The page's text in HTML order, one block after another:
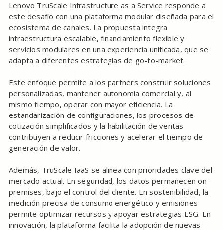
Lenovo TruScale Infrastructure as a Service responde a
este desafío con una plataforma modular diseñada para el
ecosistema de canales. La propuesta integra
infraestructura escalable, financiamiento flexible y
servicios modulares en una experiencia unificada, que se
adapta a diferentes estrategias de go-to-market.
Este enfoque permite a los partners construir soluciones
personalizadas, mantener autonomía comercial y, al
mismo tiempo, operar con mayor eficiencia. La
estandarización de configuraciones, los procesos de
cotización simplificados y la habilitación de ventas
contribuyen a reducir fricciones y acelerar el tiempo de
generación de valor.
Además, TruScale IaaS se alinea con prioridades clave del
mercado actual. En seguridad, los datos permanecen on-
premises, bajo el control del cliente. En sostenibilidad, la
medición precisa de consumo energético y emisiones
permite optimizar recursos y apoyar estrategias ESG. En
innovación, la plataforma facilita la adopción de nuevas